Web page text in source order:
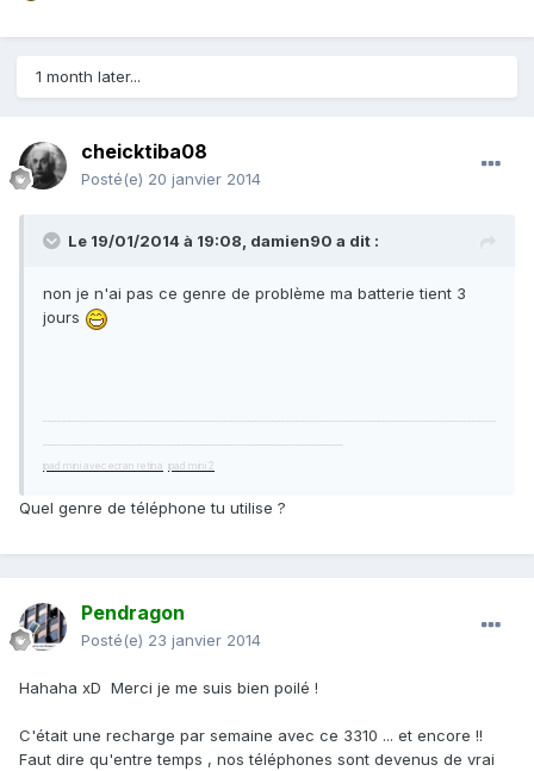
1 month later...
cheicktiba08
Posté(e) 20 janvier 2014
Le 19/01/2014 à 19:08, damien90 a dit :
non je n'ai pas ce genre de problème ma batterie tient 3
jours
ipad mini avec ecran retina ipad mini 2
Quel genre de téléphone tu utilise ?
Pendragon
Posté(e) 23 janvier 2014
Hahaha xD Merci je me suis bien poilé !
C'était une recharge par semaine avec ce 3310 ... et encore !!
Faut dire qu'entre temps , nos téléphones sont devenus de vrai